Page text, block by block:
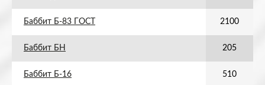
Баббит Б-83 ГОСТ 2100
Баббит БН 205
Баббит Б-16 510